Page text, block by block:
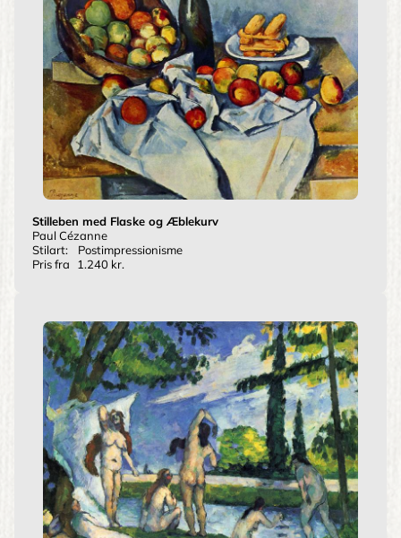
Stilleben med Flaske og Æblekurv
Paul Cézanne
Stilart:
Postimpressionisme
Pris fra
1.240 kr.